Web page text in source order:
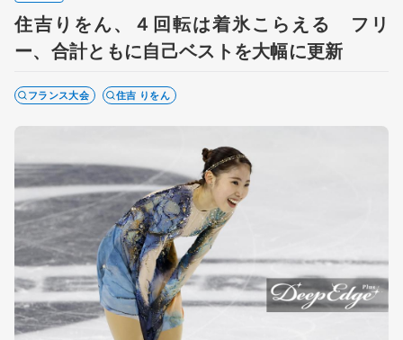
住吉りをん、４回転は着氷こらえる フリ
ー、合計ともに自己ベストを大幅に更新
フランス大会 住吉 りをん